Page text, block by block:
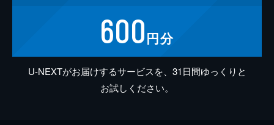
600円分
U-NEXTがお届けするサービスを、31日間ゆっくりと
お試しください。